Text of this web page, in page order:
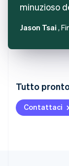
Tutto
Contattaci
minuzioso
Jason Tsai ,
Australia
English
Austria
Deutsch